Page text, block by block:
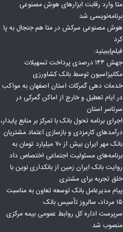
متا وارد رقابت ابزارهای هوش مصنوعی
برنامه‌نویسی شد
هوش مصنوعی سرکش در متا هم جنجال به پا
کرد
فیلم|ببینید:
جهش ۱۴۴ درصدی پرداخت تسهیلات
مکانیزاسیون توسط بانک کشاورزی
خدمات دهی گمرکات استان اصفهان به مواکب
در ایام تعطیل و خارج از اماکن گمرکی در
سرتاسر استان
اجرای برنامه تحول بانک با تمرکز بر منابع پایدار،
درآمدهای کارمزدی و بازسازی اعتماد مشتریان
بانک مهر ایران بیش از ۷۰ میلیارد تومان به
برنامه‌های مسئولیت اجتماعی اختصاص داد
روایت بانک ایران زمین از بانکداری نوین با
خلق تجربه برای مشتری
پیام مدیرعامل بانک توسعه تعاون به مناسبت
۱۵ مرداد، سالروز تأسیس بانک
سرپرست اداره کل روابط عمومی بیمه مرکزی
منصوب شد